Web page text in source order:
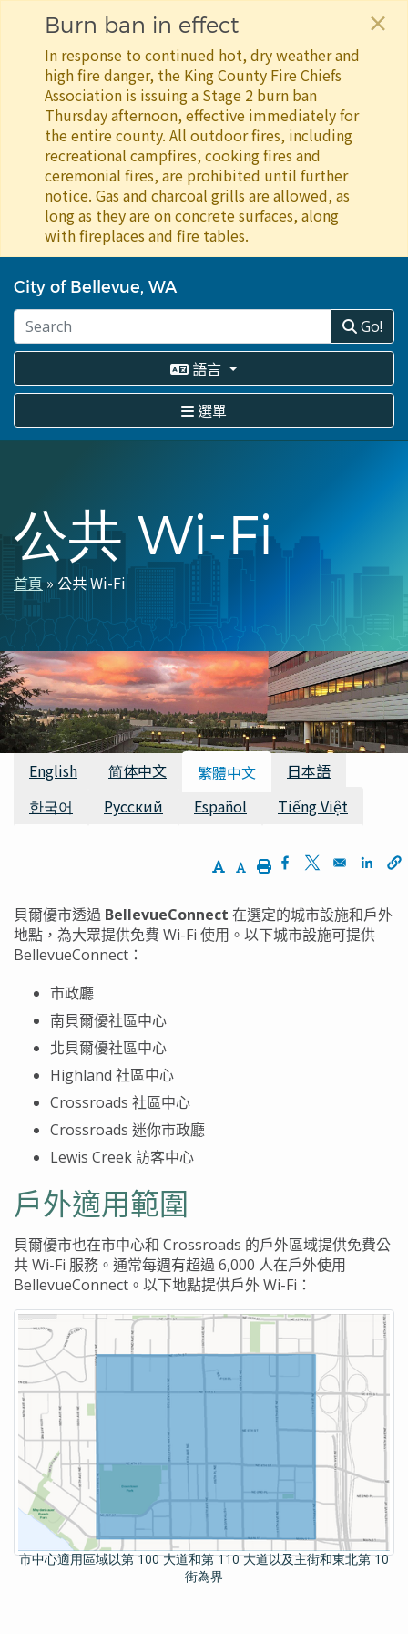
至
主
容
Burn ban in effect
In response to continued hot, dry weather and
high fire danger, the King County Fire Chiefs
Association is issuing a Stage 2 burn ban
Thursday afternoon, effective immediately for
the entire county. All outdoor fires, including
recreational campfires, cooking fires and
ceremonial fires, are prohibited until further
notice. Gas and charcoal grills are allowed, as
long as they are on concrete surfaces, along
with fireplaces and fire tables.
×
City of Bellevue, WA
Go!
語言
選單
公共 Wi-Fi
導
航
連
結
首頁 公共 Wi-Fi
可用的翻譯
English 简体中文 繁體中文
日本語
한국어
Русский Español Tiếng Việt
Increase Text Size
Decrease Text Size
PrintOpens in a new
Opens in a
貝爾優市透過 BellevueConnect 在選定的城市設施和戶外
地點，為大眾提供免費 Wi-Fi 使用。以下城市設施可提供
BellevueConnect ：
市政廳
南貝爾優社區中心
北貝爾優社區中心
Highland 社區中心
Crossroads 社區中心
Crossroads 迷你市政廳
Lewis Creek訪客中心
戶外適用範圍
貝爾優市也在市中心和 Crossroads 的戶外區域提供免費公
共Wi-Fi 服務。通常每週有超過 6,000 人在戶外使用
BellevueConnect 。以下地點提供戶外Wi-Fi ：
市中心適用區域以第 100 大道和第 110 大道以及主街和東北第 10
街為界